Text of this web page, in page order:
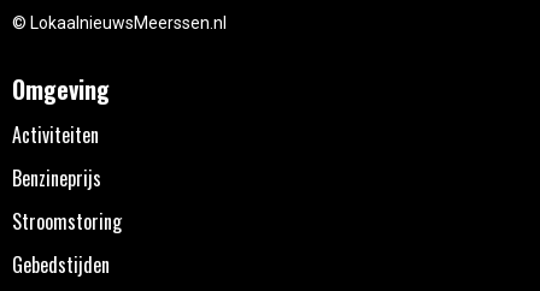
© LokaalnieuwsMeerssen.nl
Omgeving
Activiteiten
Benzineprijs
Stroomstoring
Gebedstijden